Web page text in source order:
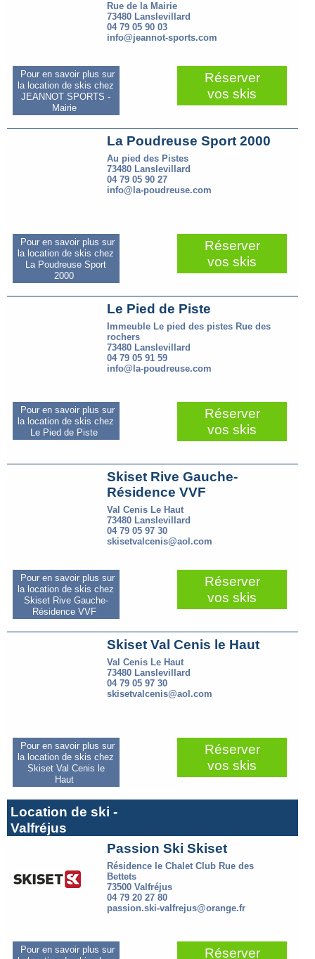
Rue de la Mairie
73480 Lanslevillard
04 79 05 90 03
info@jeannot-sports.com
Pour en savoir plus sur
la location de skis chez
JEANNOT SPORTS -
Mairie
Réserver
vos skis
La Poudreuse Sport 2000
Au pied des Pistes
73480 Lanslevillard
04 79 05 90 27
info@la-poudreuse.com
Pour en savoir plus sur
la location de skis chez
La Poudreuse Sport
2000
Réserver
vos skis
Le Pied de Piste
Immeuble Le pied des pistes Rue des
rochers
73480 Lanslevillard
04 79 05 91 59
info@la-poudreuse.com
Pour en savoir plus sur
la location de skis chez
Le Pied de Piste
Réserver
vos skis
Skiset Rive Gauche-
Résidence VVF
Val Cenis Le Haut
73480 Lanslevillard
04 79 05 97 30
skisetvalcenis@aol.com
Pour en savoir plus sur
la location de skis chez
Skiset Rive Gauche-
Résidence VVF
Réserver
vos skis
Skiset Val Cenis le Haut
Val Cenis Le Haut
73480 Lanslevillard
04 79 05 97 30
skisetvalcenis@aol.com
Pour en savoir plus sur
la location de skis chez
Skiset Val Cenis le
Haut
Réserver
vos skis
Location de ski -
Valfréjus
Passion Ski Skiset
Résidence le Chalet Club Rue des
Bettets
73500 Valfréjus
04 79 20 27 80
passion.ski-valfrejus@orange.fr
Pour en savoir plus sur
Réserver